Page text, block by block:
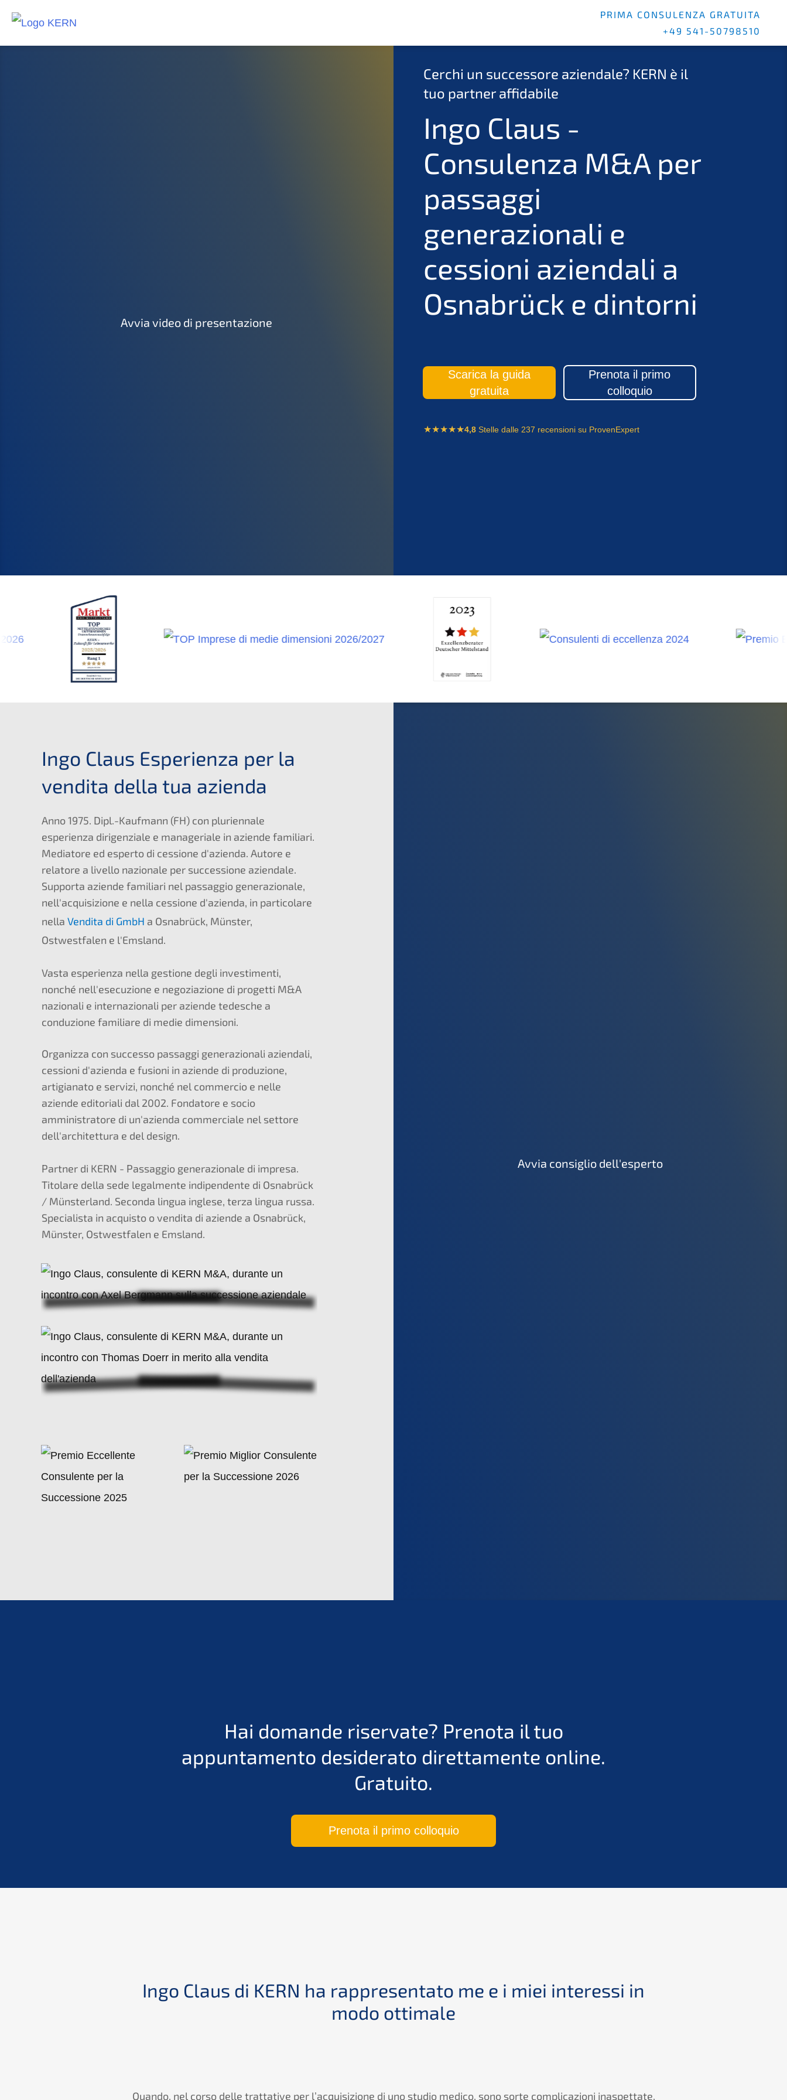
PRIMA CONSULENZA GRATUITA
+49 541-50798510
Cerchi un successore aziendale? KERN è il
tuo partner affidabile
Ingo Claus -
Consulenza M&A per
passaggi
generazionali e
cessioni aziendali a
Osnabrück e dintorni
Scarica la guida
gratuita
Prenota il primo
colloquio
4,8 Stelle dalle 237 recensioni su ProvenExpert
Avvia video di presentazione
Ingo Claus Esperienza per la
vendita della tua azienda
Anno 1975. Dipl.-Kaufmann (FH) con pluriennale
esperienza dirigenziale e manageriale in aziende familiari.
Mediatore ed esperto di cessione d'azienda. Autore e
relatore a livello nazionale per successione aziendale.
Supporta aziende familiari nel passaggio generazionale,
nell'acquisizione e nella cessione d'azienda, in particolare
nella Vendita di GmbH a Osnabrück, Münster,
Ostwestfalen e l'Emsland.
Vasta esperienza nella gestione degli investimenti,
nonché nell'esecuzione e negoziazione di progetti M&A
nazionali e internazionali per aziende tedesche a
conduzione familiare di medie dimensioni.
Organizza con successo passaggi generazionali aziendali,
cessioni d'azienda e fusioni in aziende di produzione,
artigianato e servizi, nonché nel commercio e nelle
aziende editoriali dal 2002. Fondatore e socio
amministratore di un'azienda commerciale nel settore
dell'architettura e del design.
Partner di KERN - Passaggio generazionale di impresa.
Titolare della sede legalmente indipendente di Osnabrück
/ Münsterland. Seconda lingua inglese, terza lingua russa.
Specialista in acquisto o vendita di aziende a Osnabrück,
Münster, Ostwestfalen e Emsland.
Avvia consiglio dell'esperto
Hai domande riservate? Prenota il tuo
appuntamento desiderato direttamente online.
Gratuito.
Prenota il primo colloquio
Ingo Claus di KERN ha rappresentato me e i miei interessi in
modo ottimale
Quando, nel corso delle trattative per l’acquisizione di uno studio medico, sono sorte complicazioni inaspettate,